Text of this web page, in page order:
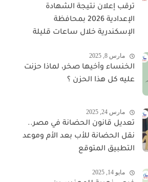
ترقب إعلان نتيجة الشهادة
الإعدادية 2026 بمحافظة
الإسكندرية خلال ساعات قليلة
مارس 8, 2025
الخنساء وأخيها صخر، لماذا حزنت
عليه كل هذا الحزن ؟
مارس 24, 2025
تعديل قانون الحضانة في مصر..
نقل الحضانة للأب بعد الأم وموعد
التطبيق المتوقع
مايو 14, 2025